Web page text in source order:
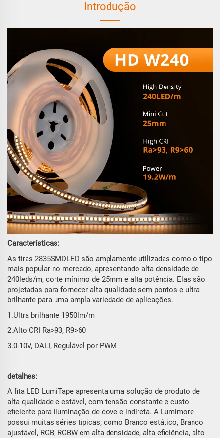
Introdução
Características:
As tiras 2835SMDLED são amplamente utilizadas como o tipo
mais popular no mercado, apresentando alta densidade de
240leds/m, corte mínimo de 25mm e alta potência. Elas são
projetadas para fornecer alta qualidade sem pontos e ultra
brilhante para uma ampla variedade de aplicações.
1.Ultra brilhante 1950lm/m
2.Alto CRI Ra>93, R9>60
3.0-10V, DALI, Regulável por PWM
detalhes:
A fita LED LumiTape apresenta uma solução de produto de
alta qualidade e estável, com tensão constante e custo
eficiente para iluminação de cove e indireta. A Lumimore
possui muitas séries típicas; como Branco estático, Branco
ajustável, RGB, RGBW em alta densidade, alta eficiência, alto